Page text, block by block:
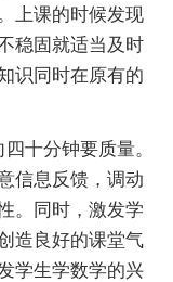
上课的时候发现
稳固就适当及时
识同时在原有的
十分钟要质量。
信息反馈，调动
。同时，激发学
造良好的课堂气
学生学数学的兴